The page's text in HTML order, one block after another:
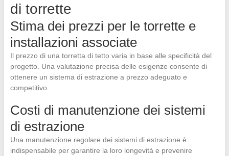
di torrette
Stima dei prezzi per le torrette e
installazioni associate
Il prezzo di una torretta di tetto varia in base alle specificità del
progetto. Una valutazione precisa delle esigenze consente di
ottenere un sistema di estrazione a prezzo adeguato e
competitivo.
Costi di manutenzione dei sistemi
di estrazione
Una manutenzione regolare dei sistemi di estrazione è
indispensabile per garantire la loro longevità e prevenire